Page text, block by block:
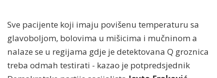
Sve pacijente koji imaju povišenu temperaturu sa
glavoboljom, bolovima u mišicima i mučninom a
nalaze se u regijama gdje je detektovana Q groznica
treba odmah testirati - kazao je potpredsjednik